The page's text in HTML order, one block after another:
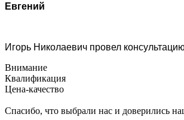
Евгений
Игорь Николаевич провел
Внимание
Квалификация
Цена-качество
Спасибо, что выбрали нас и доверились